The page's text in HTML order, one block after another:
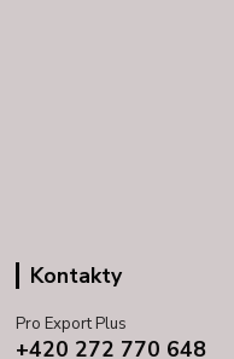
Kontakty
Pro Export Plus
+420 272 770 648